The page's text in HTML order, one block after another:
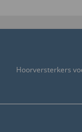
Hoorversterkers